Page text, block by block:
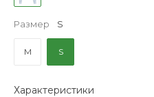
Размер S
M S
Характеристики